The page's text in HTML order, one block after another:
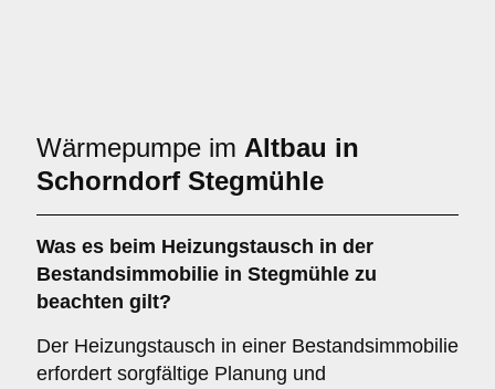
Wärmepumpe im Altbau in
Schorndorf Stegmühle
Was es beim Heizungstausch in der
Bestandsimmobilie in Stegmühle zu
beachten gilt?
Der Heizungstausch in einer Bestandsimmobilie
erfordert sorgfältige Planung und